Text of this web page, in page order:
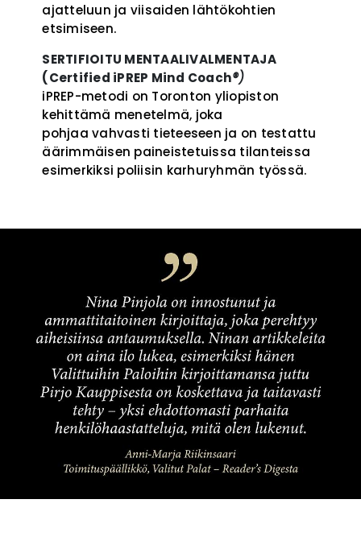
ajatteluun ja viisaiden lähtökohtien
etsimiseen.
SERTIFIOITU MENTAALIVALMENTAJA
(Certified iPREP Mind Coach®)
iPREP-metodi on Toronton yliopiston
kehittämä menetelmä, joka
pohjaa vahvasti tieteeseen ja on testattu
äärimmäisen paineistetuissa tilanteissa
esimerkiksi poliisin karhuryhmän työssä.